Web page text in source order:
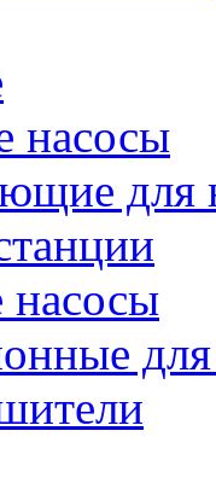
насосы
для
насосы
для